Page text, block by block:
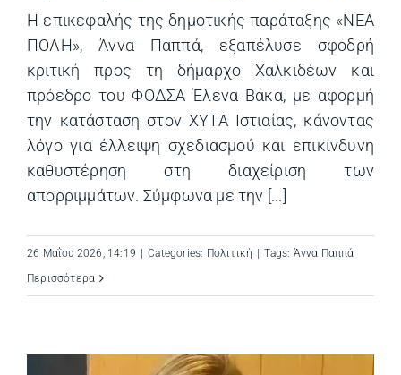
Η επικεφαλής της δημοτικής παράταξης «ΝΕΑ
ΠΟΛΗ», Άννα Παππά, εξαπέλυσε σφοδρή
κριτική προς τη δήμαρχο Χαλκιδέων και
πρόεδρο του ΦΟΔΣΑ Έλενα Βάκα, με αφορμή
την κατάσταση στον ΧΥΤΑ Ιστιαίας, κάνοντας
λόγο για έλλειψη σχεδιασμού και επικίνδυνη
καθυστέρηση στη διαχείριση των
απορριμμάτων. Σύμφωνα με την [...]
26 Μαΐου 2026, 14:19 Categories: Πολιτική Tags: Άννα Παππά
Περισσότερα